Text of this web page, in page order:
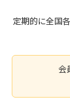
定期的に全国
会